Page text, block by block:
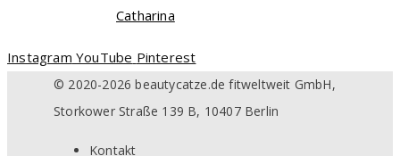
Catharina
Instagram YouTube Pinterest
© 2020-2026 beautycatze.de fitweltweit GmbH,
Storkower Straße 139 B, 10407 Berlin
Kontakt